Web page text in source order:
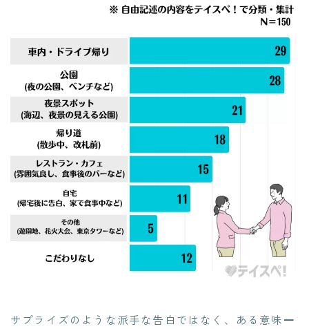
サプライズのような派手な告白ではなく、ある意味一